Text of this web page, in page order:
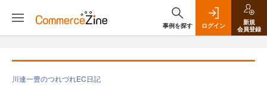
事例を探す ログイン
新規
会員登録
川連一豊のつれづれEC日記